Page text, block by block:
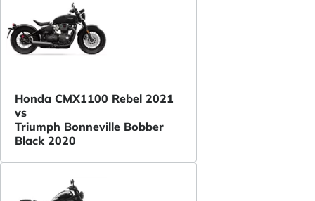
Honda CMX1100 Rebel 2021
vs
Triumph Bonneville Bobber
Black 2020